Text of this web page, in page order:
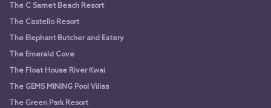
The C Samet Beach Resort
The Castello Resort
The Elephant Butcher and Eatery
The Emerald Cove
The Float House River Kwai
The GEMS MINING Pool Villas
The Green Park Resort